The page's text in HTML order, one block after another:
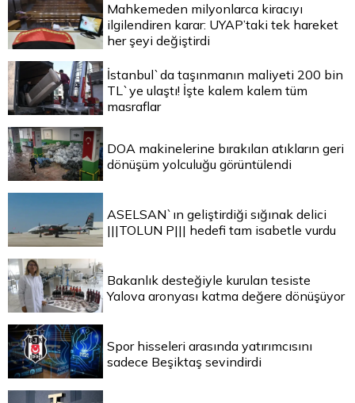
Mahkemeden milyonlarca kiracıyı
ilgilendiren karar: UYAP’taki tek hareket
her şeyi değiştirdi
İstanbul`da taşınmanın maliyeti 200 bin
TL`ye ulaştı! İşte kalem kalem tüm
masraflar
DOA makinelerine bırakılan atıkların geri
dönüşüm yolculuğu görüntülendi
ASELSAN`ın geliştirdiği sığınak delici
|||TOLUN P||| hedefi tam isabetle vurdu
Bakanlık desteğiyle kurulan tesiste
Yalova aronyası katma değere dönüşüyor
Spor hisseleri arasında yatırımcısını
sadece Beşiktaş sevindirdi